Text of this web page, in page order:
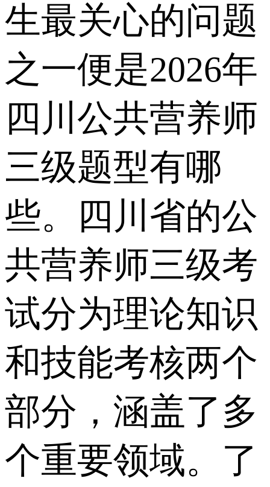
生最关心的问题
之一便是2026年
四川公共营养师
三级题型有哪
些。四川省的公
共营养师三级考
试分为理论知识
和技能考核两个
部分，涵盖了多
个重要领域。了